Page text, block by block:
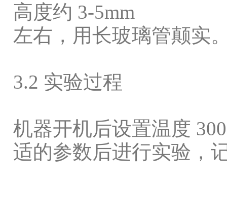
高度约 3-5mm
左右，用长玻璃管颠实
3.2 实验过程
机器开机后设置温度 300
适的参数后进行实验，